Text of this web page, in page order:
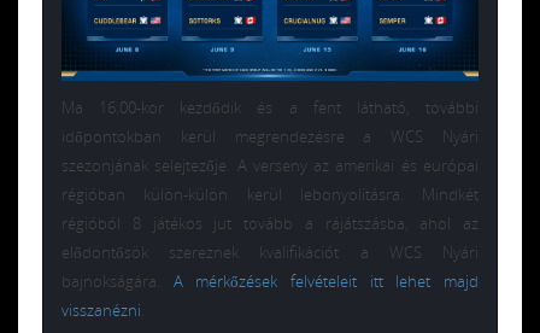
Ma 16:00-kor kezdődik és a fent látható, további
időpontokban kerül megrendezésre a WCS Nyári
szezonjának selejtezője. A verseny az amerikai és európai
régióban külön-külön kerül lebonyolításra. Mindkét
régióból 8 játékos jut tovább a rájátszásba, ahol az
elődöntősök szereznek kvalifikációt a WCS Nyári
bajnokságára. A mérkőzések felvételeit itt lehet majd
visszanézni.